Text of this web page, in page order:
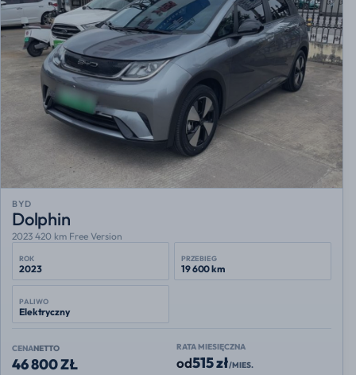
BYD
Dolphin
2023 420 km Free Version
ROK
2023
PRZEBIEG
19 600 km
PALIWO
Elektryczny
CENANETTO
46 800 ZŁ
RATA MIESIĘCZNA
od515 zł/MIES.